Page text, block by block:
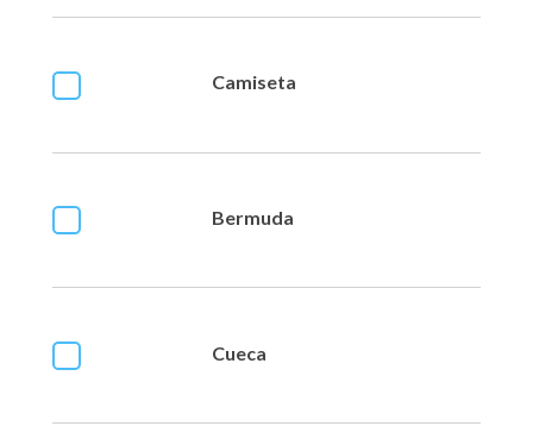
Camiseta
Bermuda
Cueca